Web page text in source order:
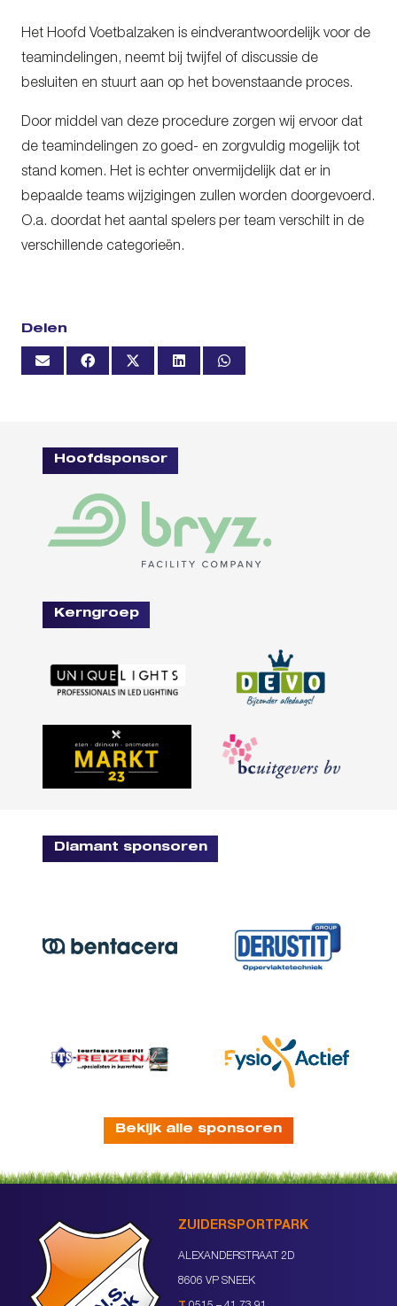
Het Hoofd Voetbalzaken is eindverantwoordelijk voor de
teamindelingen, neemt bij twijfel of discussie de
besluiten en stuurt aan op het bovenstaande proces.
Door middel van deze procedure zorgen wij ervoor dat
de teamindelingen zo goed- en zorgvuldig mogelijk tot
stand komen. Het is echter onvermijdelijk dat er in
bepaalde teams wijzigingen zullen worden doorgevoerd.
O.a. doordat het aantal spelers per team verschilt in de
verschillende categorieën.
Delen
Hoofdsponsor
Kerngroep
Diamant sponsoren
Bekijk alle sponsoren
ZUIDERSPORTPARK
ALEXANDERSTRAAT 2D
8606 VP SNEEK